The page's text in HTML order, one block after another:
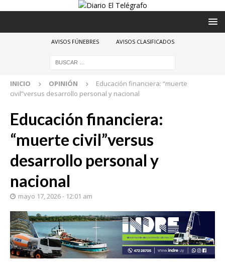
AVISOS FÚNEBRES AVISOS CLASIFICADOS
INICIO OPINIÓN
Educación financiera: “muerte
civil”versus desarrollo personal y nacional
Educación financiera:
“muerte civil”versus
desarrollo personal y
nacional
mayo 17, 2026 - 12:01 am